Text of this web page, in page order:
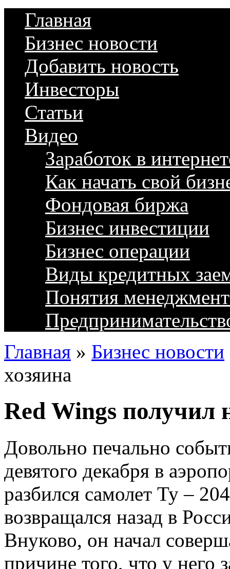
Главная
Бизнес новости
Добавить новость
Инвесторы
Статьи
Видео
Заработок в
Как начать свой
Фондовая биржа
Бизнес инвестиции
Бизнес операции
Виды кредитных
Понятия
Главная » Бизнес новости
хозяина
Red Wings получил
Довольно печально
девятого декабря в
разбился самолет Ту –
возвращался назад в
Внуково, он начал
причине того, что у него